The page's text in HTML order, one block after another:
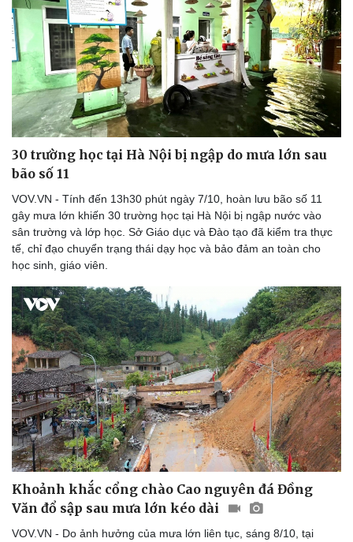
Doanh nghiệp
Thông tin doanh nghiệp
Doanh nghiệp 24h
Doanh nhân
Công nghệ
Sành điệu
Tin Công nghệ
Trải nghiệm
30 trường học tại Hà Nội bị ngập do mưa lớn sau
bão số 11
VOV.VN - Tính đến 13h30 phút ngày 7/10, hoàn lưu bão số 11
gây mưa lớn khiến 30 trường học tại Hà Nội bị ngập nước vào
sân trường và lớp học. Sở Giáo dục và Đào tạo đã kiểm tra thực
tế, chỉ đạo chuyển trạng thái dạy học và bảo đảm an toàn cho
học sinh, giáo viên.
Khoảnh khắc cổng chào Cao nguyên đá Đồng
Văn đổ sập sau mưa lớn kéo dài
VOV.VN - Do ảnh hưởng của mưa lớn liên tục, sáng 8/10, tại